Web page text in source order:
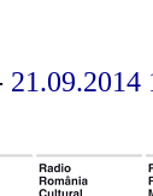
21.09.2014